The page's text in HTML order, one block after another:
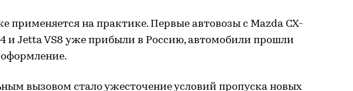
применяется на практике. Первые автовозы с Mazda CX-
и Jetta VS8 уже прибыли в Россию, автомобили прошли
вызовом стало ужесточение условий пропуска новых